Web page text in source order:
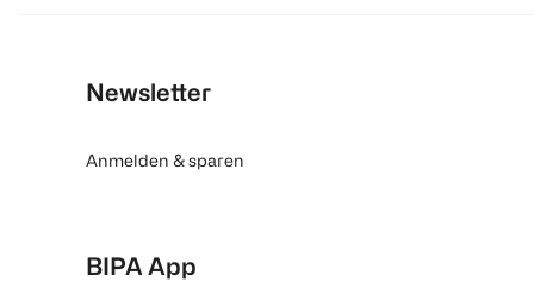
Newsletter
Anmelden & sparen
BIPA App